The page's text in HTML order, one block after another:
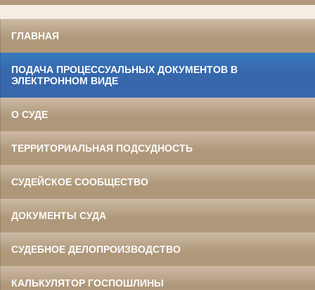
ГЛАВНАЯ
ПОДАЧА ПРОЦЕССУАЛЬНЫХ ДОКУМЕНТОВ В
ЭЛЕКТРОННОМ ВИДЕ
О СУДЕ
ТЕРРИТОРИАЛЬНАЯ ПОДСУДНОСТЬ
СУДЕЙСКОЕ СООБЩЕСТВО
ДОКУМЕНТЫ СУДА
СУДЕБНОЕ ДЕЛОПРОИЗВОДСТВО
КАЛЬКУЛЯТОР ГОСПОШЛИНЫ